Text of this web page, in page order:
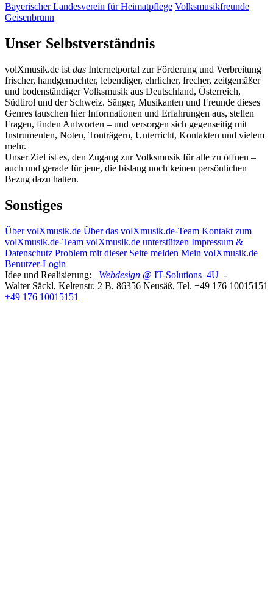
Bayerischer Landesverein für Heimatpflege Volksmusikfreunde
Geisenbrunn
Unser Selbstverständnis
volXmusik.de ist das Internetportal zur Förderung und Verbreitung
frischer, handgemachter, lebendiger, ehrlicher, frecher, zeitgemäßer
und bodenständiger Volksmusik aus Deutschland, Österreich,
Südtirol und der Schweiz. Sänger, Musikanten und Freunde dieses
Genres tauschen hier Informationen und Erfahrungen aus, stellen
Fragen, finden Antworten – und versorgen sich gegenseitig mit
Instrumenten, Noten, Tonträgern, Unterricht, Kontakten und vielem
mehr.
Unser Ziel ist es, den Zugang zur Volksmusik für alle zu öffnen –
auch und gerade für jene, die bislang noch keinen persönlichen
Bezug dazu hatten.
Sonstiges
Über volXmusik.de Über das volXmusik.de-Team Kontakt zum
volXmusik.de-Team volXmusik.de unterstützen Impressum &
Datenschutz Problem mit dieser Seite melden Mein volXmusik.de
Benutzer-Login
Idee und Realisierung:
Webdesign @ IT-Solutions 4U -
Walter Säckl, Keltenstr. 2 B, 86356 Neusäß, Tel. +49 176 10015151
+49 176 10015151